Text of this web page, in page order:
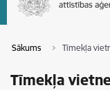
Sākums Tīmekļa
Tīmekļa